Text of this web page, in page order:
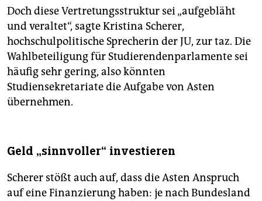
Doch diese Vertretungsstruktur sei „aufgebläht
und veraltet“, sagte Kristina Scherer,
hochschulpolitische Sprecherin der JU, zur taz. Die
Wahlbeteiligung für Studierendenparlamente sei
häufig sehr gering, also könnten
Studiensekretariate die Aufgabe von Asten
übernehmen.
Geld „sinnvoller“ investieren
Scherer stößt auch auf, dass die Asten Anspruch
auf eine Finanzierung haben: je nach Bundesland